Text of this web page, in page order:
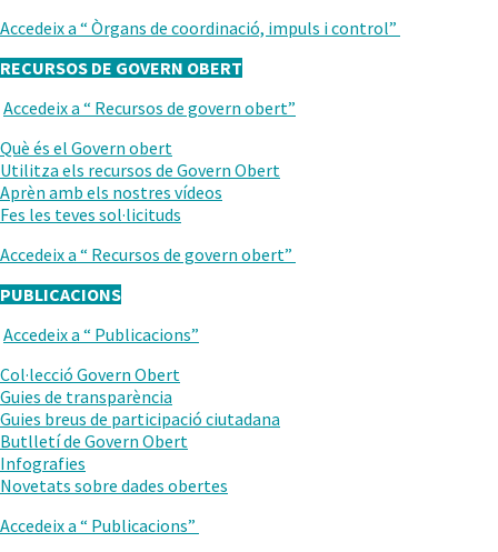
Accedeix a “ Òrgans de coordinació, impuls i control”
RECURSOS DE GOVERN OBERT
TORNAR
AL
NIVELL
ANTERIOR
Accedeix a “ Recursos de govern obert”
Què és el Govern obert
Obre
en
una
finestra.
Utilitza els recursos de Govern Obert
Aprèn amb els nostres vídeos
una
Fes les teves sol·licituds
Accedeix a “ Recursos de govern obert”
PUBLICACIONS
TORNAR
AL
NIVELL
ANTERIOR
Accedeix a “ Publicacions”
Col·lecció Govern Obert
Guies de transparència
Guies breus de participació ciutadana
Butlletí de Govern Obert
Infografies
Novetats sobre dades obertes
Accedeix a “ Publicacions”